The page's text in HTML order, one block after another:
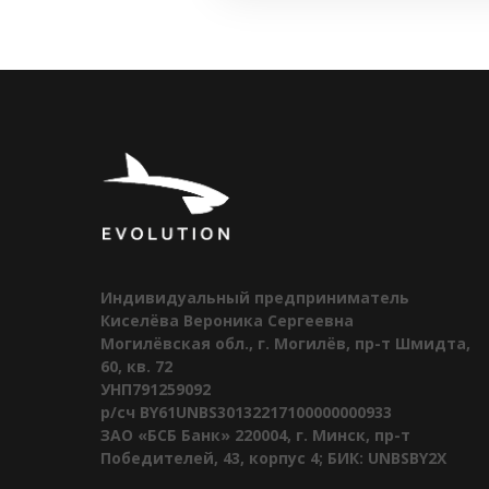
Индивидуальный предприниматель
Киселёва Вероника Сергеевна
Могилёвская обл., г. Могилёв, пр-т Шмидта,
60, кв. 72
УНП791259092
р/сч BY61UNBS30132217100000000933
ЗАО «БСБ Банк» 220004, г. Минск, пр-т
Победителей, 43, корпус 4; БИК: UNBSBY2X